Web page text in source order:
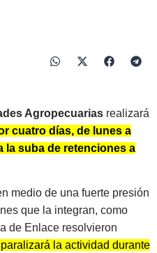
Agropecuarias realizará
cuatro días, de lunes a
la suba de retenciones a
medio de una fuerte presión
que la integran, como
de Enlace resolvieron
la actividad durante